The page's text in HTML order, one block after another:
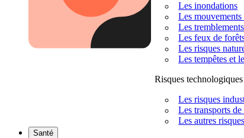
Les inondations
Les
Les
Les feux de
Les risques
Les tempêtes et
Risques technologiques
Les risques
Les transports de
Les autres
Santé